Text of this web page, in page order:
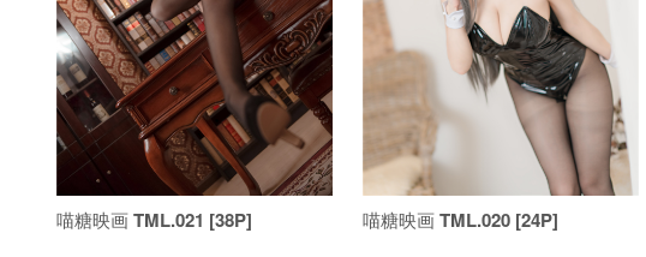
喵糖映画 TML.021 [38P] 喵糖映画 TML.020 [24P]